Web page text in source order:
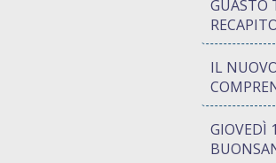
GUASTO
IL
GIOVEDÌ